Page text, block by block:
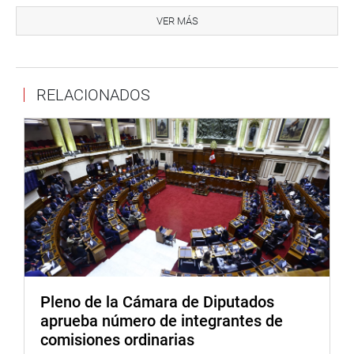
comunicaciones que permitan mejorar la conectividad y
comunicación de sus ciudadanos para que mejoren sus
para las provincias y distritos más alejados de esta
La legisladora Francis Paredes Castro (Podemos),
también coincidió con su colega señalando la necesidad
de establecer mecanismos que permitan el cumplimiento
de las propuestas y proyectos que permitan el desarrollo
social y económico de Ucayali, que por años viene siendo
postergada en sus diversas necesidades y con productos
de primera necesidad a precios muy elevados que hace
imposible su llega a miles de hogares.
“La Amazonía al parecer no figura en el mapa del
Gobierno central, son muchos años de postergación que
se debe superar. El Ejecutivo debe voltear su mirada a
VER MÁS
RELACIONADOS
Pleno de la Cámara de Diputados
aprueba número de integrantes de
comisiones ordinarias